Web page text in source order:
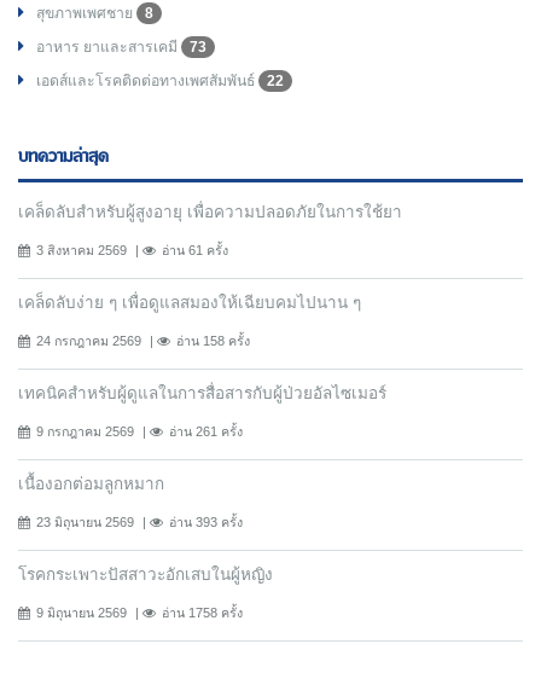
สุขภาพเพศชาย
8
อาหาร ยาและสารเคมี
73
เอดส์และโรคติดต่อทางเพศสัมพันธ์
22
บทความล่าสุด
เคล็ดลับสำหรับผู้สูงอายุ เพื่อความปลอดภัยในการใช้ยา
3 สิงหาคม 2569 อ่าน 61 ครั้ง
เคล็ดลับง่าย ๆ เพื่อดูแลสมองให้เฉียบคมไปนาน ๆ
24 กรกฎาคม 2569 อ่าน 158 ครั้ง
เทคนิคสำหรับผู้ดูแลในการสื่อสารกับผู้ป่วยอัลไซเมอร์
9 กรกฎาคม 2569 อ่าน 261 ครั้ง
เนื้องอกต่อมลูกหมาก
23 มิถุนายน 2569 อ่าน 393 ครั้ง
โรคกระเพาะปัสสาวะอักเสบในผู้หญิง
9 มิถุนายน 2569 อ่าน 1758 ครั้ง